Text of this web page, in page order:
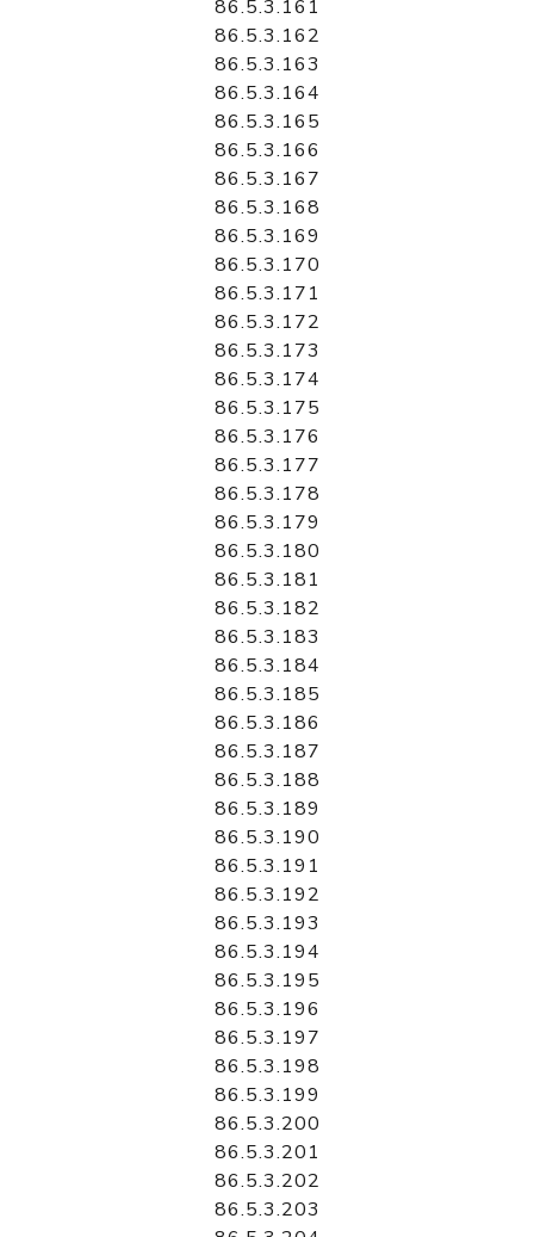
86.5.3.161
86.5.3.162
86.5.3.163
86.5.3.164
86.5.3.165
86.5.3.166
86.5.3.167
86.5.3.168
86.5.3.169
86.5.3.170
86.5.3.171
86.5.3.172
86.5.3.173
86.5.3.174
86.5.3.175
86.5.3.176
86.5.3.177
86.5.3.178
86.5.3.179
86.5.3.180
86.5.3.181
86.5.3.182
86.5.3.183
86.5.3.184
86.5.3.185
86.5.3.186
86.5.3.187
86.5.3.188
86.5.3.189
86.5.3.190
86.5.3.191
86.5.3.192
86.5.3.193
86.5.3.194
86.5.3.195
86.5.3.196
86.5.3.197
86.5.3.198
86.5.3.199
86.5.3.200
86.5.3.201
86.5.3.202
86.5.3.203